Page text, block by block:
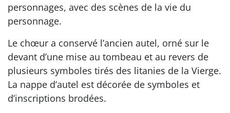
personnages, avec des scènes de la vie du
personnage.
Le chœur a conservé l’ancien autel, orné sur le
devant d’une mise au tombeau et au revers de
plusieurs symboles tirés des litanies de la Vierge.
La nappe d’autel est décorée de symboles et
d’inscriptions brodées.